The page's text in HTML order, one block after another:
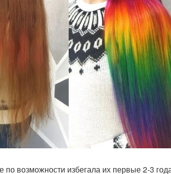
возможности избегала их первые 2-3